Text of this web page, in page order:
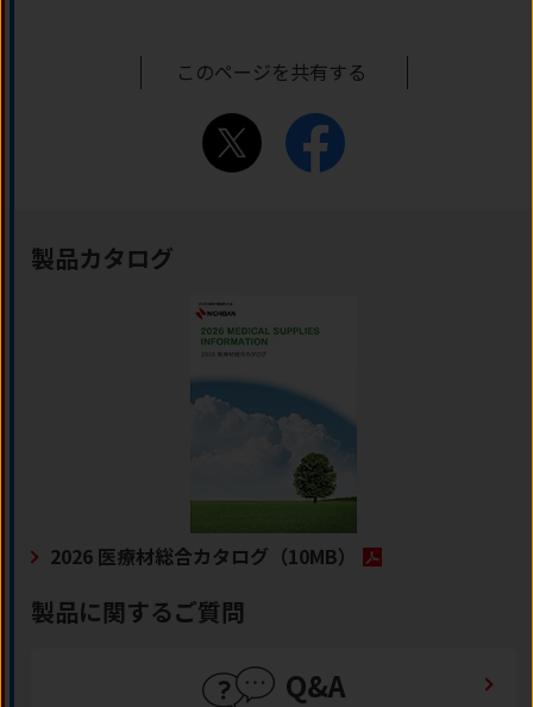
このページを共有する
製品カタログ
2026 医療材総合カタログ （10MB）
製品に関するご質問
Q&A